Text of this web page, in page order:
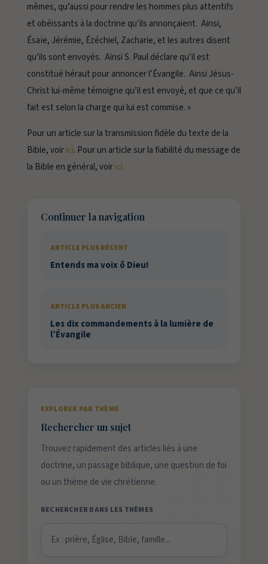
mêmes, qu’aussi pour rendre les hommes plus attentifs
et obéissants à la doctrine qu’ils annonçaient. Ainsi,
Ésaïe, Jérémie, Ézéchiel, Zacharie, et les autres disent
qu’ils sont envoyés. Ainsi S. Paul déclare qu’il est
constitué héraut pour annoncer l’Évangile. Ainsi Jésus-
Christ lui-même témoigne qu’il est envoyé, et que ce qu’il
fait est selon la charge qui lui est commise. »
Pour un article sur la transmission fidèle du texte de la
Bible, voirici. Pour un article sur la fiabilité du message de
la Bible en général, voirici
Continuer la navigation
ARTICLE PLUS RÉCENT
Entends ma voix ô Dieu!
ARTICLE PLUS ANCIEN
Les dix commandements à la lumière de
l’Évangile
EXPLORER PAR THÈME
Rechercher un sujet
Trouvez rapidement des articles liés à une
doctrine, un passage biblique, une question de foi
ou un thème de vie chrétienne.
RECHERCHER DANS LES THÈMES